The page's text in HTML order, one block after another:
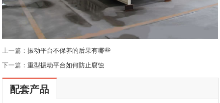
上一篇：振动平台不保养的后果有哪些
下一篇：重型振动平台如何防止腐蚀
配套产品